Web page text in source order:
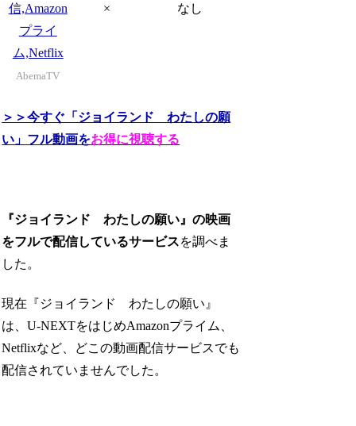
AbemaTV
× なし
＞＞今すぐ「ジョイランド わたしの願
い」フル動画をお得に視聴する
『ジョイランド わたしの願い』の映画
をフルで配信しているサービスを調べま
した。
現在『ジョイランド わたしの願い』
は、U-NEXTをはじめAmazonプライム、
Netflixなど、どこの動画配信サービスでも
配信されていませんでした。